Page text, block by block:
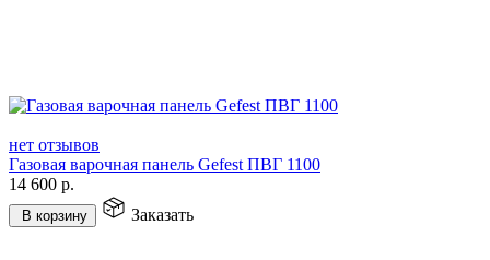
нет отзывов
Газовая варочная панель Gefest ПВГ 1100
14 600 р.
В корзину Заказать